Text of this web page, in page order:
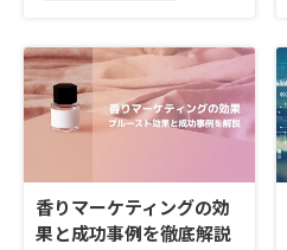
香りマーケティングの効
果と成功事例を徹底解説